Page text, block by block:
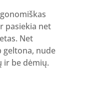
pasiekia net
Net
geltona, nude
ir be dėmių.